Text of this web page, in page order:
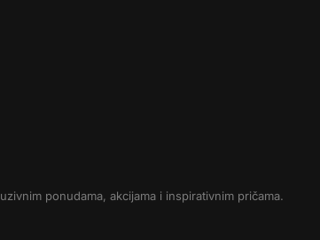
ponudama, akcijama i inspirativnim pričama.